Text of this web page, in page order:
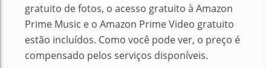
gratuito de fotos, o acesso gratuito à Amazon
Prime Music e o Amazon Prime Video gratuito
estão incluídos. Como você pode ver, o preço é
compensado pelos serviços disponíveis.